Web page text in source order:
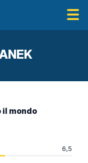
mondo
6,5